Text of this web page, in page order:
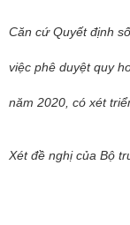
Căn cứ Quyết định
việc phê duyệt quy
năm 2020, có xét
Xét đề nghị của Bộ